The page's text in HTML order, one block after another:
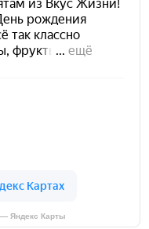
Яндекс Карты